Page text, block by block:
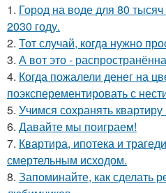
1. Город на воде для 80 тысяч
2030 году.
2. Тот случай, когда нужно
3. А вот это -
4. Когда пожалели денег на
поэксперементировать с
5. Учимся сохранять квартиру
6. Давайте мы поиграем!
7. Квартира, ипотека и
смертельным исходом.
8. Запоминайте, как сделать